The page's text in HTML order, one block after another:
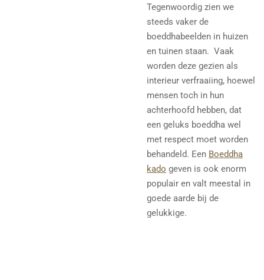
Tegenwoordig zien we
steeds vaker de
boeddhabeelden in huizen
en tuinen staan. Vaak
worden deze gezien als
interieur verfraaiing, hoewel
mensen toch in hun
achterhoofd hebben, dat
een geluks boeddha wel
met respect moet worden
behandeld. Een Boeddha
kado geven is ook enorm
populair en valt meestal in
goede aarde bij de
gelukkige.